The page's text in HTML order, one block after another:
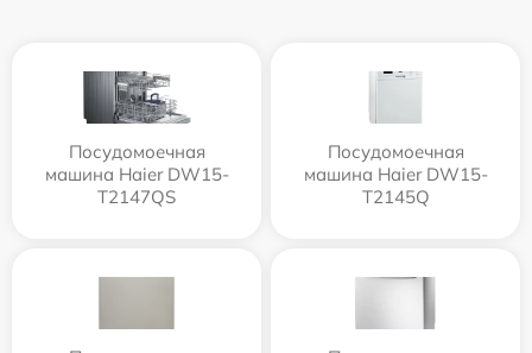
Посудомоечная
машина Haier DW15-
T2147QS
Посудомоечная
машина Haier DW15-
T2145Q